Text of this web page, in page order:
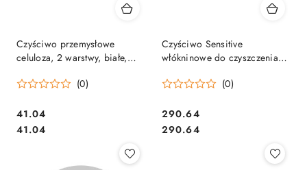
Czyściwo przemysłowe
celuloza, 2 warstwy, białe,
VELVET PROFESSIONAL
(0)
Cena:
41.04
Cena:
41.04
Czyściwo Sensitive
włókninowe do czyszczenia
90537, 1 warstwa, kolor biały,
(0)
Cena:
290.64
Cena:
290.64